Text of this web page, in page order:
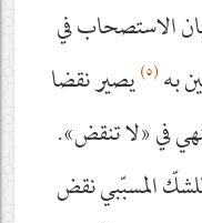
الاستصحاب في
به(٥) يصير نقضا
في «لا تنقض».
المسبّبي نقض